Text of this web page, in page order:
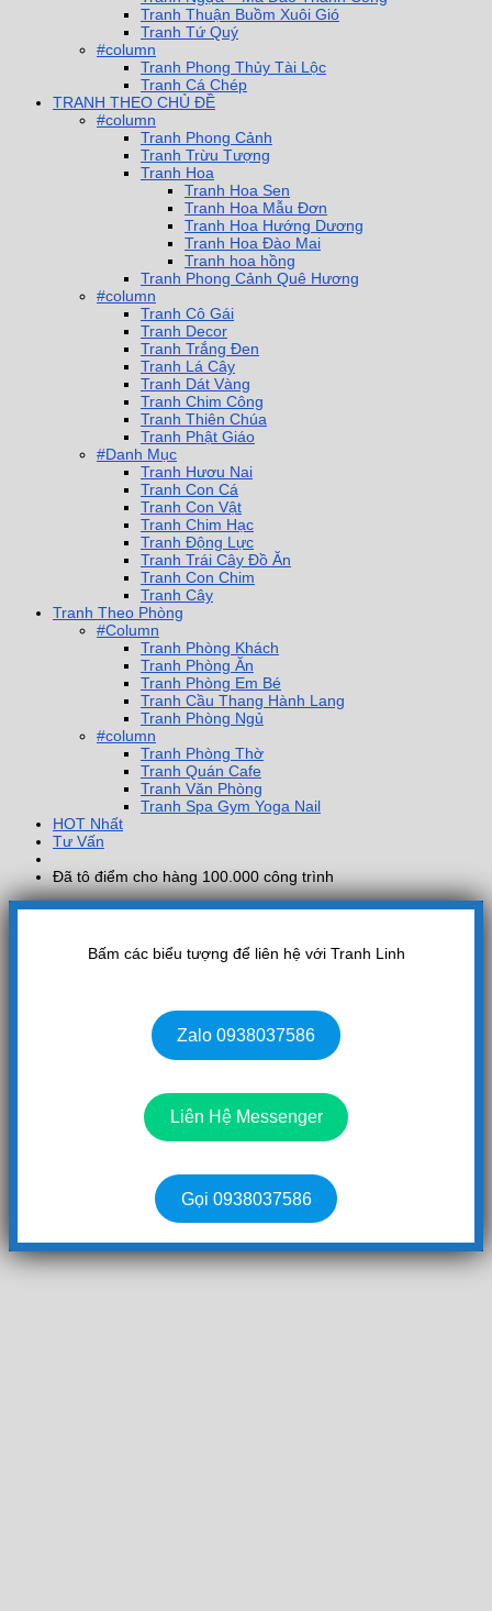
Tranh Thuận Buồm Xuôi Gió
Tranh Tứ Quý
#column
Tranh Phong Thủy Tài Lộc
Tranh Cá Chép
TRANH THEO CHỦ ĐỀ
#column
Tranh Phong Cảnh
Tranh Trừu Tượng
Tranh Hoa
Tranh Hoa Sen
Tranh Hoa Mẫu Đơn
Tranh Hoa Hướng Dương
Tranh Hoa Đào Mai
Tranh hoa hồng
Tranh Phong Cảnh Quê Hương
#column
Tranh Cô Gái
Tranh Decor
Tranh Trắng Đen
Tranh Lá Cây
Tranh Dát Vàng
Tranh Chim Công
Tranh Thiên Chúa
Tranh Phật Giáo
#Danh Mục
Tranh Hươu Nai
Tranh Con Cá
Tranh Con Vật
Tranh Chim Hạc
Tranh Động Lực
Tranh Trái Cây Đồ Ăn
Tranh Con Chim
Tranh Cây
Tranh Theo Phòng
#Column
Tranh Phòng Khách
Tranh Phòng Ăn
Tranh Phòng Em Bé
Tranh Cầu Thang Hành Lang
Tranh Phòng Ngủ
#column
Tranh Phòng Thờ
Tranh Quán Cafe
Tranh Văn Phòng
Tranh Spa Gym Yoga Nail
HOT Nhất
Tư Vấn
Đã tô điểm cho hàng 100.000 công trình
Bấm các biểu tượng để liên hệ với Tranh Linh
Zalo 0938037586
Liên Hệ Messenger
Gọi 0938037586